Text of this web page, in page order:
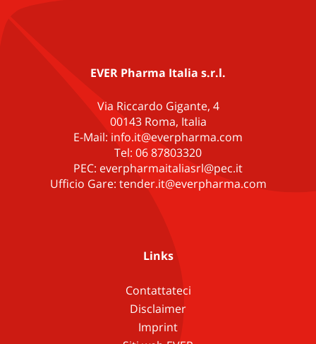
EVER Pharma Italia s.r.l.
Via Riccardo Gigante, 4
00143 Roma, Italia
E-Mail: info.it@everpharma.com
Tel: 06 87803320
PEC: everpharmaitaliasrl@pec.it
Ufficio Gare: tender.it@everpharma.com
Links
Contattateci
Disclaimer
Imprint